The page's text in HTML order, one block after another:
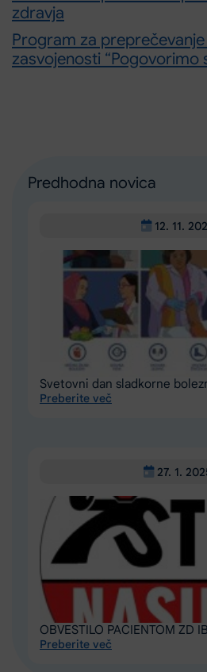
zdravja
Program za
zasvojenosti “Pogovorimo
Predhodna novica
12. 11.
Svetovni dan sladkorne
Preberite več
27. 1.
OBVESTILO PACIENTOM ZD IB
Preberite več